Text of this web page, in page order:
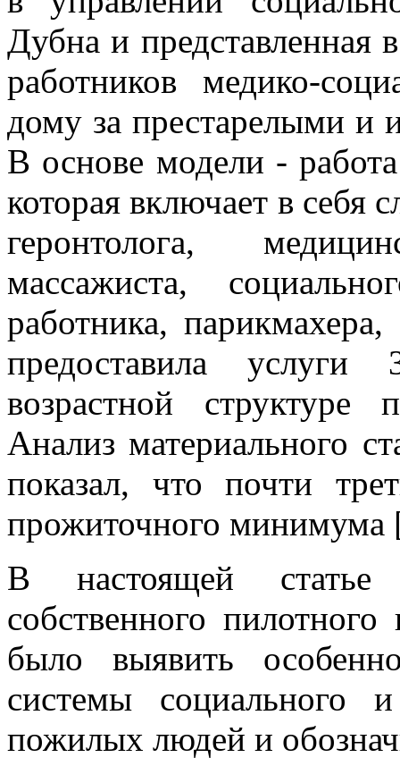
Дубна и представленная
работников медико-
дому за престарелыми и
В основе модели -
которая включает в себя
геронтолога,
массажиста,
работника,
предоставила
возрастной структуре
Анализ материального
показал, что почти
прожиточного минимума
В настоящей
собственного
было выявить
системы социального
пожилых людей и